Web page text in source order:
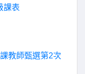
課表
教師甄選第2次